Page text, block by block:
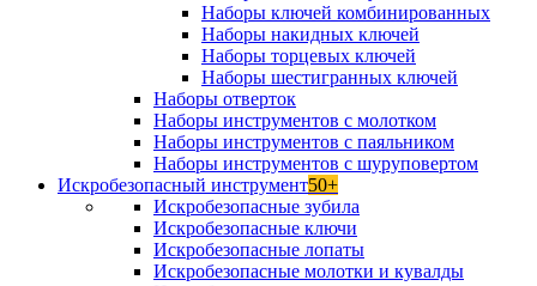
Наборы ключей комбинированных
Наборы накидных ключей
Наборы торцевых ключей
Наборы шестигранных ключей
Наборы отверток
Наборы инструментов с молотком
Наборы инструментов с паяльником
Наборы инструментов с шуруповертом
Искробезопасный инструмент50+
Искробезопасные зубила
Искробезопасные ключи
Искробезопасные лопаты
Искробезопасные молотки и кувалды